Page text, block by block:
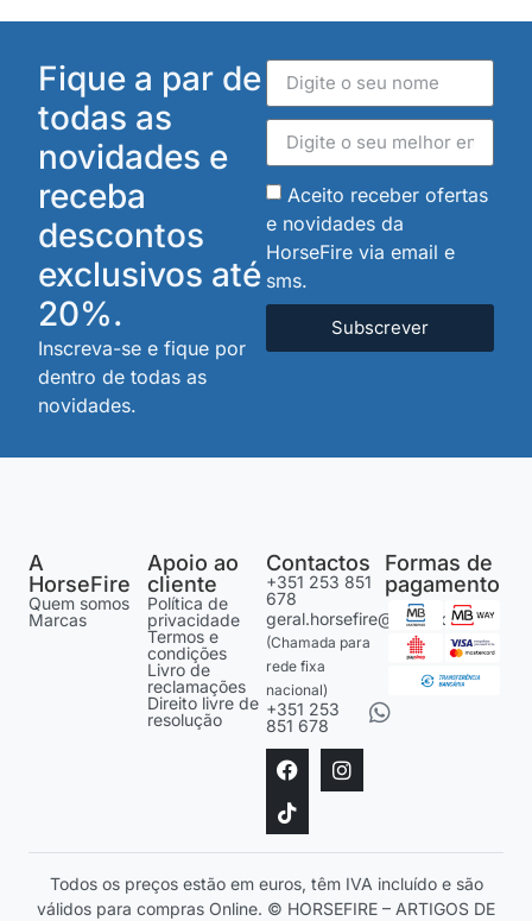
Fique a par de
todas as
novidades e
receba
descontos
exclusivos até
20%.
Inscreva-se e fique por
dentro de todas as
novidades.
Aceito receber ofertas
e novidades da
HorseFire via email e
sms.
Subscrever
A
HorseFire
Quem somos
Marcas
Apoio ao
cliente
Política de
privacidade
Termos e
condições
Livro de
reclamações
Direito livre de
resolução
Contactos
+351 253 851
678
geral.horsefire@gmail.com
(Chamada para
rede fixa
nacional)
+351 253
851 678
Formas de
pagamento
Todos os preços estão em euros, têm IVA incluído e são
válidos para compras Online. © HORSEFIRE – ARTIGOS DE